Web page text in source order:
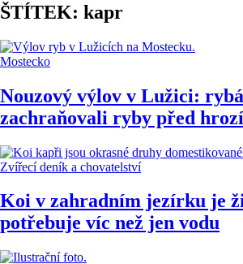
ŠTÍTEK: kapr
Mostecko
Nouzový výlov v Lužici:
zachraňovali ryby před
Zvířecí deník a chovatelství
Koi v zahradním jezírku je
potřebuje víc než jen vodu